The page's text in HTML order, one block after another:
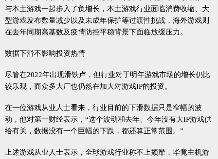
与本土游戏一起步入了负增长，本土游戏行业面临消费收缩、大
型游戏发布数量减少以及未成年保护等过渡性挑战，海外游戏则
在去年同期高基数及疫情防控平稳背景下面临放缓压力。
数据下滑不影响投资热情
尽管在2022年出现滑铁卢，但行业对于明年游戏市场的增长仍比
较乐观，而众多大厂也仍然在加大对游戏IP的投资。
在一位游戏从业人士看来，行业目前的下滑数据只是窄幅的波
动，他对第一财经表示，“这个波动和去年、今年没有大IP游戏供
给有关，数据没有一个巨幅的下跌，都还算正常范围。”
上述游戏从业人士表示，全球游戏行业称不上颓靡，毕竟主机游